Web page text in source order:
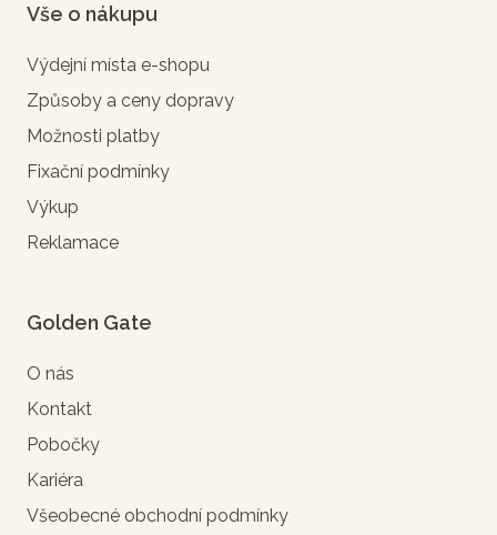
Vše o nákupu
Výdejní místa e-shopu
Způsoby a ceny dopravy
Možnosti platby
Fixační podmínky
Výkup
Reklamace
Golden Gate
O nás
Kontakt
Pobočky
Kariéra
Všeobecné obchodní podmínky